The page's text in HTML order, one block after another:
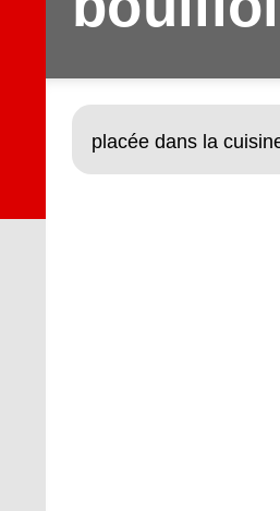
placée dans la